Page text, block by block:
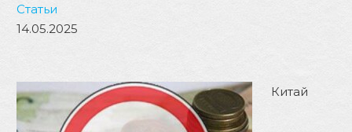
Статьи
14.05.2025
Китай